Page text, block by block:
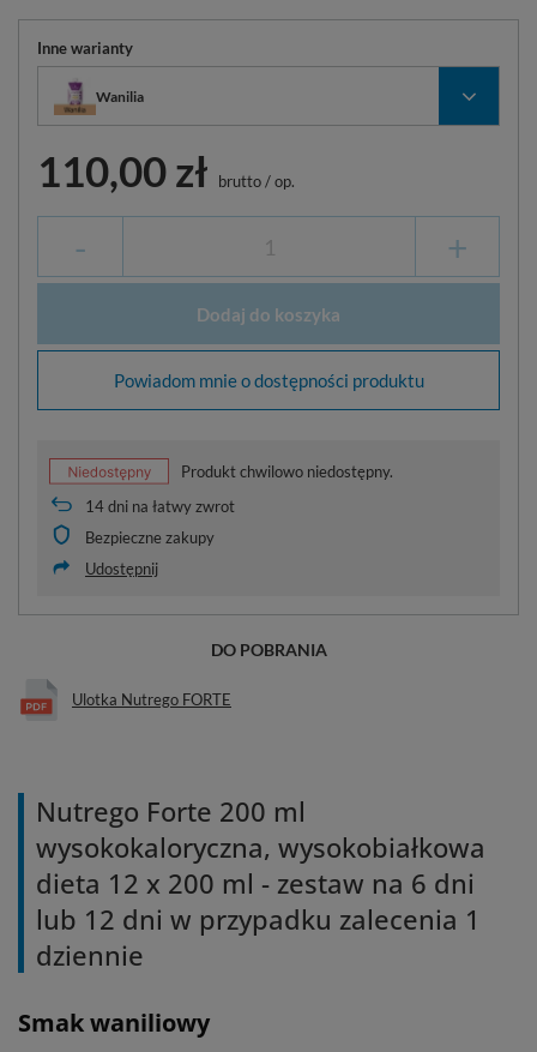
Inne warianty
Wanilia
110,00 zł brutto/op.
- +
Dodaj do koszyka
Powiadom mnie o dostępności produktu
Produkt chwilowo niedostępny.
14dni na łatwy zwrot
Bezpieczne zakupy
Udostępnij
DO POBRANIA
Ulotka Nutrego FORTE
Nutrego Forte 200 ml
wysokokaloryczna, wysokobiałkowa
dieta 12 x 200 ml - zestaw na 6 dni
lub 12 dni w przypadku zalecenia 1
dziennie
Smak waniliowy